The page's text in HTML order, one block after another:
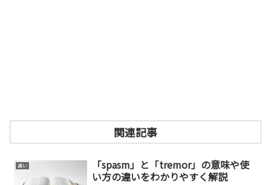
関連記事
違い
「spasm」と「tremor」の意味や使
い方の違いをわかりやすく解説